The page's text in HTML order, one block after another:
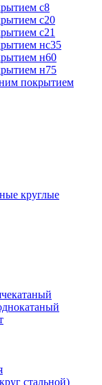
с8
с20
с21
нс35
н60
н75
покрытием
круглые
стальной)